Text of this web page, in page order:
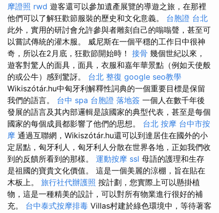
摩證照 rwd 遊客還可以參加遺產展覽的導遊之旅，在那裡
他們可以了解狂歡節服裝的歷史和文化意義。 台胞證 台北
此外，實用的研討會允許參與者雕刻自己的嗡嗡聲，甚至可
以嘗試傳統的灌木服。 威尼斯在一個平穩的工作日中很神
奇，所以在2月底，狂歡節開始時！ 接骨 幾個世紀以來，
遊客對驚人的面具，面具，衣服和嘉年華景點（例如天使般
的或公牛）感到驚訝。 台北 整復 google seo教學
Wikiszótár.hu中匈牙利解釋性詞典的一個重要目標是保留
我們的語言。 台中 spa 台胞證 落地簽 一個人在數千年後
發展的語言及其內部邏輯是該國家的典型代表，甚至是每個
國家的每個成員都影響了他們的思想。 台北 按摩 台中市按
摩 通過互聯網，Wikiszótár.hu還可以到達居住在國外的小
定居點，匈牙利人，匈牙利人分散在世界各地，正如我們收
到的反饋所看到的那樣。 運動按摩 ssl 母語的護理和生存
是祖國的寶貴文化價值。 這是一個美麗的涼棚，旨在貼在
木板上。 旅行社代辦護照 按計劃，您實際上可以懸掛植
物，這是一種精美的設計，可以對所有物業進行很好的補
充。 台中泰式按摩排毒 Villas村建於綠色環境中，等待著客